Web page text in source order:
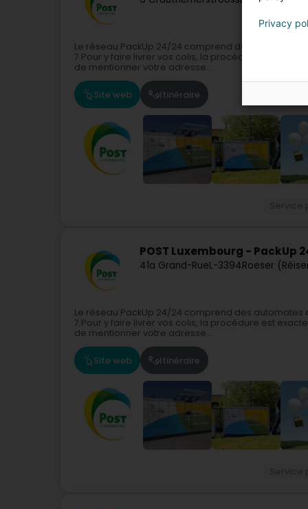
Le réseau PackUp 24/24 comprend des
7.Pour y faire livrer vos colis, la procédure est
de mentionner votre adresse...
Site web Itinéraire
POST Luxembourg - PackUp
41a Grand-RueL-3394Roeser
Le réseau PackUp 24/24 comprend des
7.Pour y faire livrer vos colis, la procédure est
de mentionner votre adresse...
Site web Itinéraire
Privacy